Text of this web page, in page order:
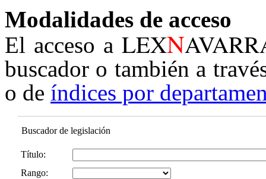
Modalidades de acceso
El acceso aLEXN
buscador o también a
o de índices por
Buscador de legislación
Título:
Rango: